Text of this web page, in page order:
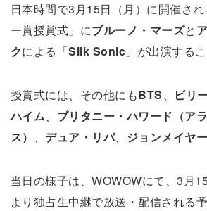
日本時間で3月15日（月）に開催さ
ー賞授賞式」にブルーノ・マーズと
クによる「Silk Sonic 」が出演する
授賞式には、その他にもBTS、 ビリ
ハイム、 ブリタニー・ハワード（ア
ス） 、 デュア・リパ、 ジョンメイヤー
当日の様子は、WOWOWにて、3月
より独占生中継で放送・配信される